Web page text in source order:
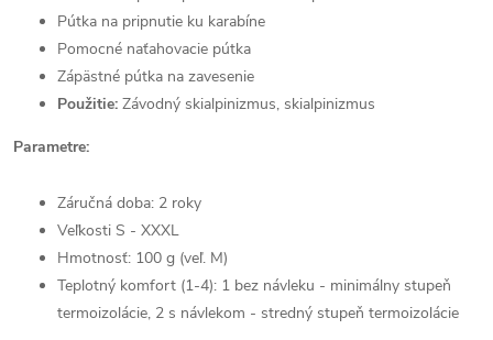
Pútka na pripnutie ku karabíne
Pomocné naťahovacie pútka
Zápästné pútka na zavesenie
Použitie: Závodný skialpinizmus, skialpinizmus
Parametre:
Záručná doba: 2 roky
Veľkosti S - XXXL
Hmotnosť: 100 g (veľ. M)
Teplotný komfort (1-4): 1 bez návleku - minimálny stupeň
termoizolácie, 2 s návlekom - stredný stupeň termoizolácie